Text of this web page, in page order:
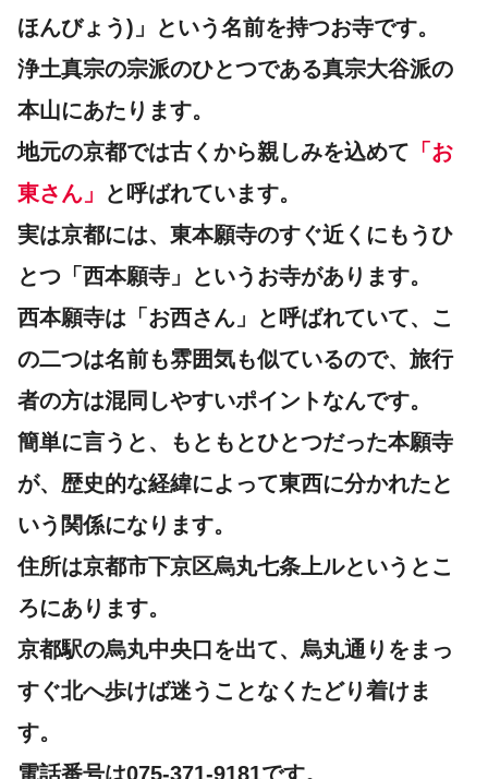
ほんびょう)」という名前を持つお寺です。
浄土真宗の宗派のひとつである真宗大谷派の
本山にあたります。
地元の京都では古くから親しみを込めて 「お
東さん」
と呼ばれています。
実は京都には、東本願寺のすぐ近くにもうひ
とつ「西本願寺」というお寺があります。
西本願寺は「お西さん」と呼ばれていて、こ
の二つは名前も雰囲気も似ているので、旅行
者の方は混同しやすいポイントなんです。
簡単に言うと、もともとひとつだった本願寺
が、歴史的な経緯によって東西に分かれたと
いう関係になります。
住所は京都市下京区烏丸七条上ルというとこ
ろにあります。
京都駅の烏丸中央口を出て、烏丸通りをまっ
すぐ北へ歩けば迷うことなくたどり着けま
す。
電話番号は075-371-9181です。